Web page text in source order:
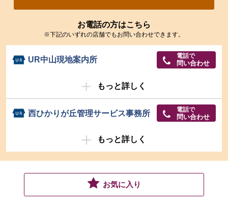
お電話の方はこちら
※下記のいずれの店舗でもお問い合わせできます。
UR中山現地案内所 電話で
問い合わせ
もっと詳しく
西ひかりが丘管理サービス事務所 電話で
問い合わせ
もっと詳しく
お気に入り